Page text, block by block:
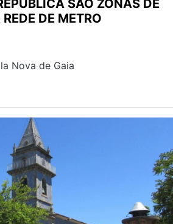
SÃO ZONAS DE
DE METRO
Nova de Gaia